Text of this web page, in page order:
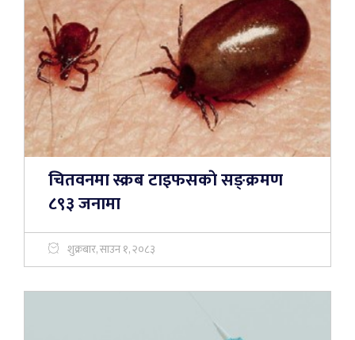
चितवनमा स्क्रब टाइफसकाे सङ्क्रमण
८९३ जनामा
शुक्रबार, साउन १, २०८३